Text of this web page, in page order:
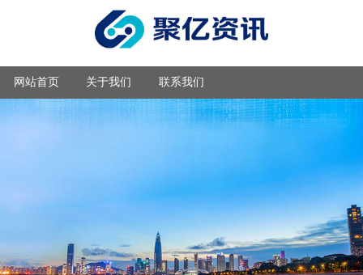
网站首页 关于我们 联系我们